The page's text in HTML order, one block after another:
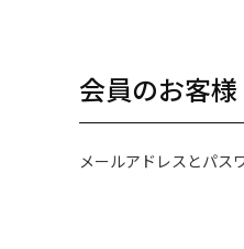
会員のお客様
メールアドレスとパス